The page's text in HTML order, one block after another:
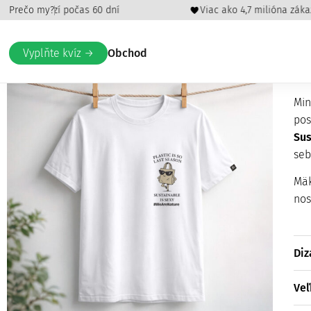
Prečo my?počas 60 dní Viac ako 4,7 milióna
Vyplňte kvíz → Obchod
Domov /Oblečenie a iné/ / Plastic is so last season